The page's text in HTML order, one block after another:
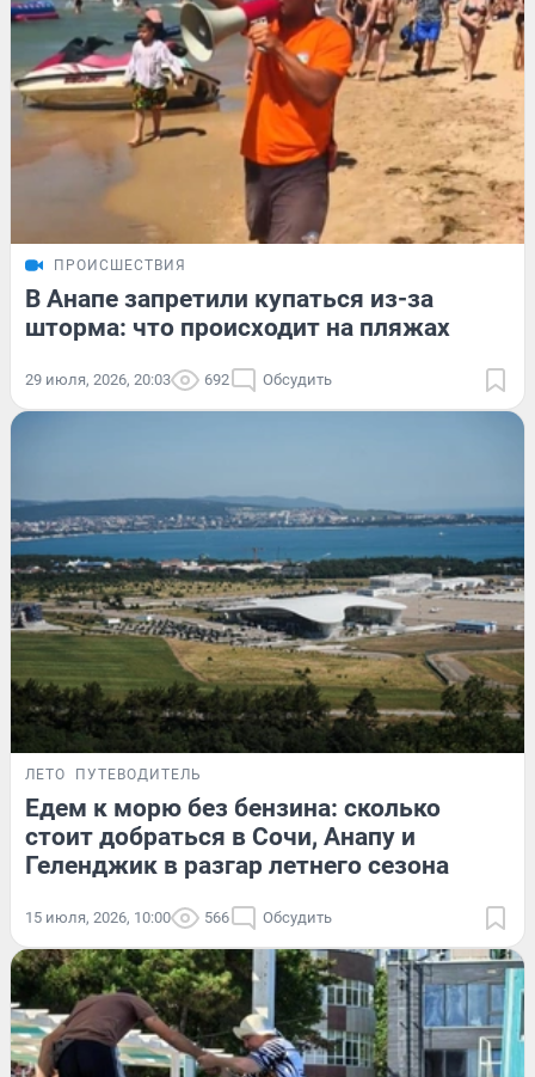
ПРОИСШЕСТВИЯ
В Анапе запретили купаться из-за
шторма: что происходит на пляжах
29 июля, 2026, 20:03 692 Обсудить
ЛЕТО ПУТЕВОДИТЕЛЬ
Едем к морю без бензина: сколько
стоит добраться в Сочи, Анапу и
Геленджик в разгар летнего сезона
15 июля, 2026, 10:00 566 Обсудить